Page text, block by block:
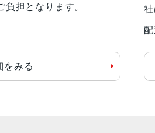
担となります。
をみる